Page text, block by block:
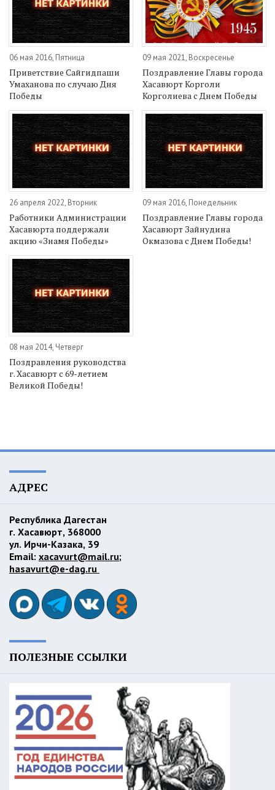
06 мая 2016, Пятница
Приветствие Сайгидпаши
Умаханова по случаю Дня
Победы
09 мая 2021, Воскресенье
Поздравление Главы города
Хасавюрт Корголи
Корголиева с Днем Победы
26 апреля 2022, Вторник
Работники Администрации
Хасавюрта поддержали
акцию «Знамя Победы»
09 мая 2016, Понедельник
Поздравление Главы города
Хасавюрт Зайнудина
Окмазова с Днем Победы!
08 мая 2014, Четверг
Поздравления руководства
г. Хасавюрт с 69-летием
Великой Победы!
АДРЕС
Республика Дагестан
г. Хасавюрт, 368000
ул. Ирчи-Казака, 39
Email: xacavurt@mail.ru;
hasavurt@e-dag.ru
ПОЛЕЗНЫЕ ССЫЛКИ